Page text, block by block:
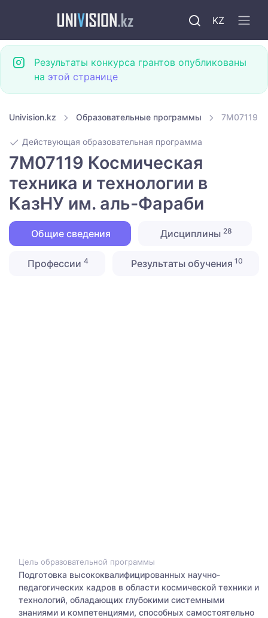
KZ
Результаты конкурса грантов опубликованы
на этой странице
Univision.kz Образовательные программы 7M07119
Действующая образовательная программа
7M07119 Космическая
техника и технологии в
КазНУ им. аль-Фараби
Общие сведения Дисциплины 28
Профессии4 Результаты обучения 10
Цель образовательной программы
Подготовка высококвалифицированных научно-
педагогических кадров в области космической техники и
технологий, обладающих глубокими системными
знаниями и компетенциями, способных самостоятельно